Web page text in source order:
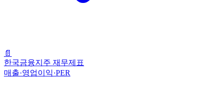
📄
한국금융지주 재무제표
매출·영업이익·PER